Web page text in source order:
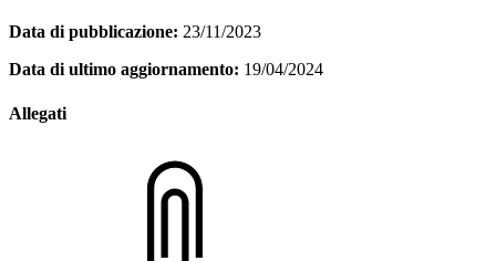
Data di pubblicazione: 23/11/2023
Data di ultimo aggiornamento: 19/04/2024
Allegati